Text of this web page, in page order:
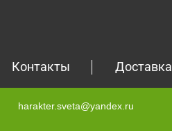
Контакты Доставка
harakter.sveta@yandex.ru